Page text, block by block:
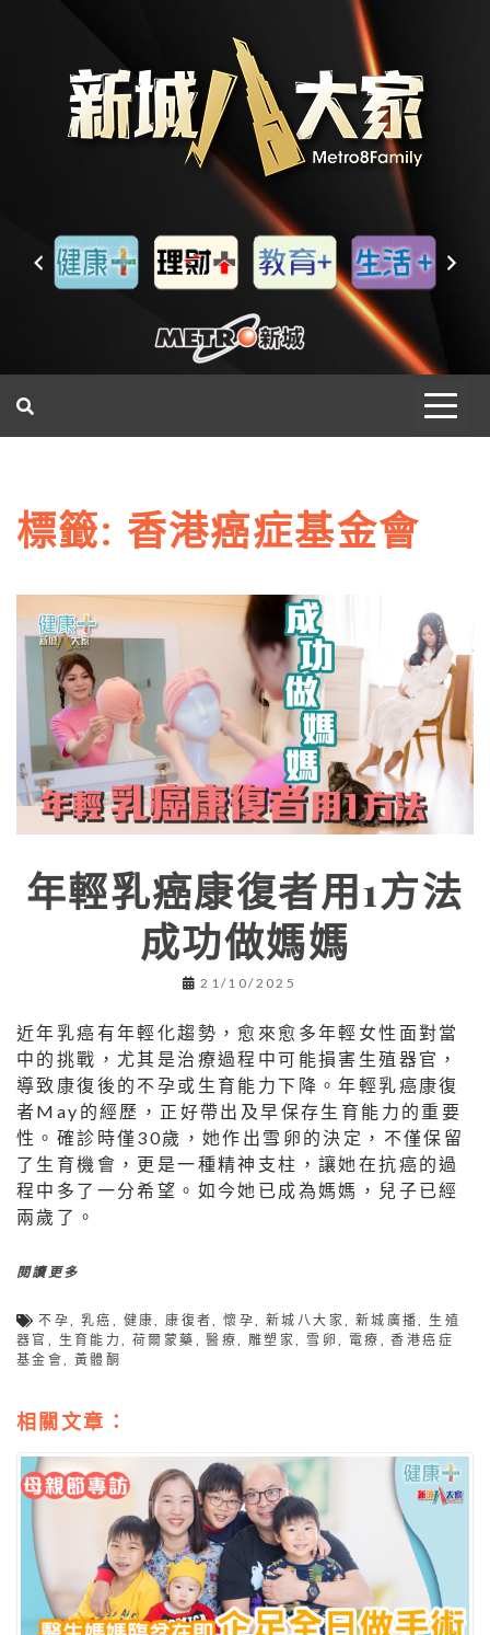
標籤: 香港癌症基金會
年輕乳癌康復者用1方法
成功做媽媽
21/10/2025
近年乳癌有年輕化趨勢，愈來愈多年輕女性面對當
中的挑戰，尤其是治療過程中可能損害生殖器官，
導致康復後的不孕或生育能力下降。年輕乳癌康復
者May的經歷，正好帶出及早保存生育能力的重要
性。確診時僅30歲，她作出雪卵的決定，不僅保留
了生育機會，更是一種精神支柱，讓她在抗癌的過
程中多了一分希望。如今她已成為媽媽，兒子已經
兩歲了。
閱讀更多
不孕,乳癌 , 健康,康復者,懷孕, 新城八大家, 新城廣播, 生殖
器官 , 生育能力,荷爾蒙藥 ,醫療,雕塑家, 雪卵 , 電療 ,香港癌症
基金會,黃體酮
相關文章：